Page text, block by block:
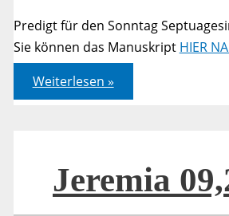
Predigt für den Sonntag
Sie können das Manuskript HIER
Jeremia
09,22-
23
Weiterlesen »
Jeremia